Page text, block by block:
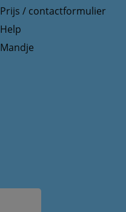
Prijs / contactformulier
Help
Mandje